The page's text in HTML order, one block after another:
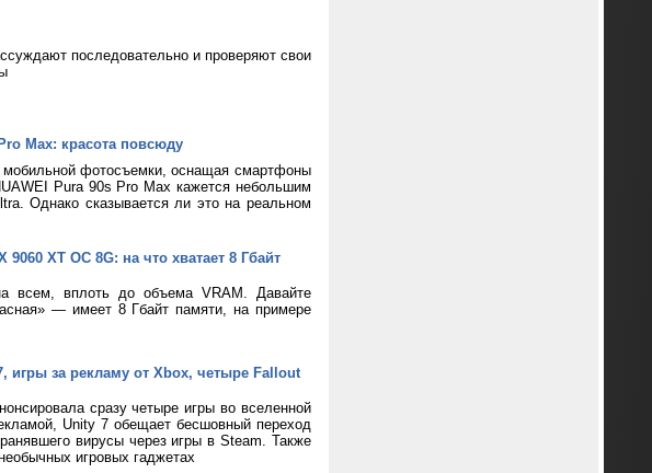
последовательно и проверяют свои
Max: красота повсюду
мобильной фотосъемки, оснащая смартфоны
Pura 90s Pro Max кажется небольшим
Однако сказывается ли это на реальном
XT OC 8G: на что хватает 8 Гбайт
всем, вплоть до объема VRAM. Давайте
— имеет 8 Гбайт памяти, на примере
игры за рекламу от Xbox, четыре Fallout
сразу четыре игры во вселенной
Unity 7 обещает бесшовный переход
вирусы через игры в Steam. Также
игровых гаджетах